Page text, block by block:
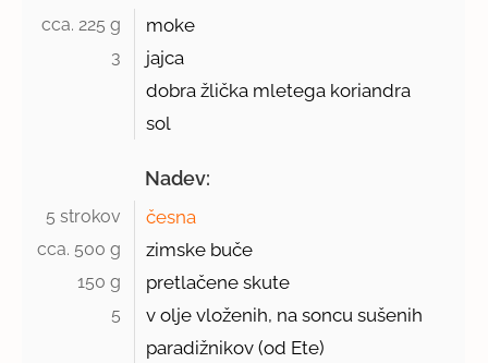
cca. 225 g moke
3
jajca
dobra žlička mletega koriandra
sol
Nadev:
5 strokov česna
cca. 500 g zimske buče
150 g pretlačene skute
5
v olje vloženih, na soncu sušenih
paradižnikov (od Ete)